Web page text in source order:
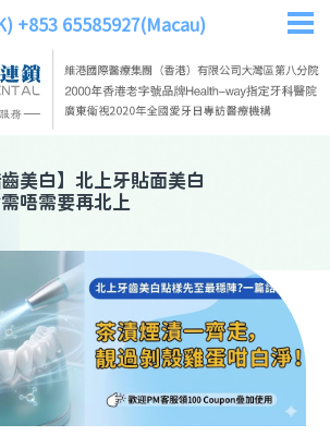
+853 65585927(Macau)
美白】 北上牙貼面美白
唔需要再北上